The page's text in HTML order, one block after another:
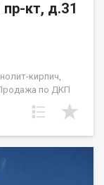
кт, д.31
кирпич,
по ДКП